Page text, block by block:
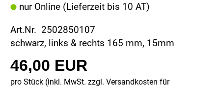
nur Online (Lieferzeit bis 10 AT)
Art.Nr. 2502850107
schwarz, links & rechts 165 mm, 15mm
46,00 EUR
pro Stück (inkl. MwSt. zzgl. Versandkosten für